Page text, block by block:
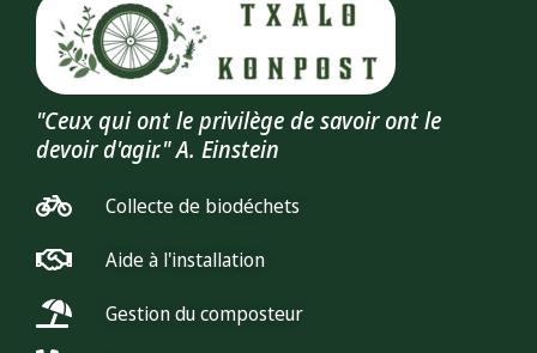
"Ceux qui ont le privilège de savoir ont le
devoir d'agir." A. Einstein
Collecte de biodéchets
Aide à l'installation
Gestion du composteur